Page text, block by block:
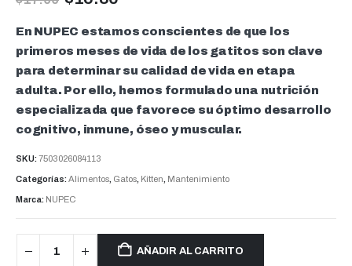
En NUPEC estamos conscientes de que los
primeros meses de vida de los gatitos son clave
para determinar su calidad de vida en etapa
adulta. Por ello, hemos formulado una nutrición
especializada que favorece su óptimo desarrollo
cognitivo, inmune, óseo y muscular.
SKU:7503026084113
Categorías:Alimentos, Gatos, Kitten, Mantenimiento
Marca: NUPEC
AÑADIR AL CARRITO